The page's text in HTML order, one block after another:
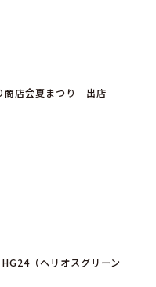
店会夏まつり 出店
（ヘリオスグリーン